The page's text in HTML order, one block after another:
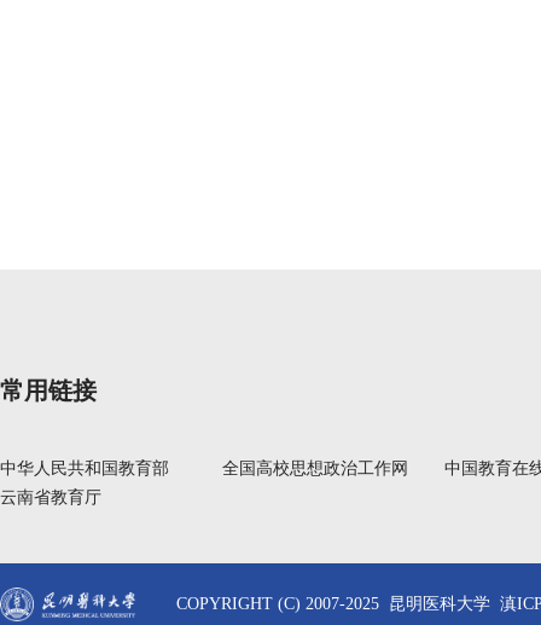
常用链接
中华人民共和国教育部 全国高校思想政治工作网
中国教育在
云南省教育厅
COPYRIGHT (C) 2007-2025 昆明医科大学 滇